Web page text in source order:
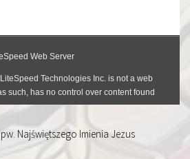
Najświętszego Imienia Jezus